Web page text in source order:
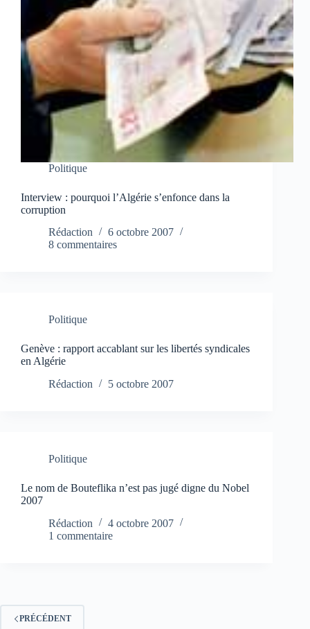
Politique
Interview : pourquoi l’Algérie s’enfonce dans la
corruption
Rédaction
6 octobre 2007
8 commentaires
Politique
Genève : rapport accablant sur les libertés syndicales
en Algérie
Rédaction
5 octobre 2007
Politique
Le nom de Bouteflika n’est pas jugé digne du Nobel
2007
Rédaction
4 octobre 2007
1 commentaire
PRÉCÉDENT